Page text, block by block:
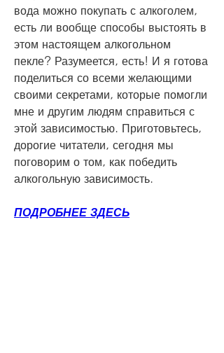
вода можно покупать с алкоголем,
есть ли вообще способы выстоять в
этом настоящем алкогольном
пекле? Разумеется, есть! И я готова
поделиться со всеми желающими
своими секретами, которые помогли
мне и другим людям справиться с
этой зависимостью. Приготовьтесь,
дорогие читатели, сегодня мы
поговорим о том, как победить
алкогольную зависимость.
ПОДРОБНЕЕ ЗДЕСЬ